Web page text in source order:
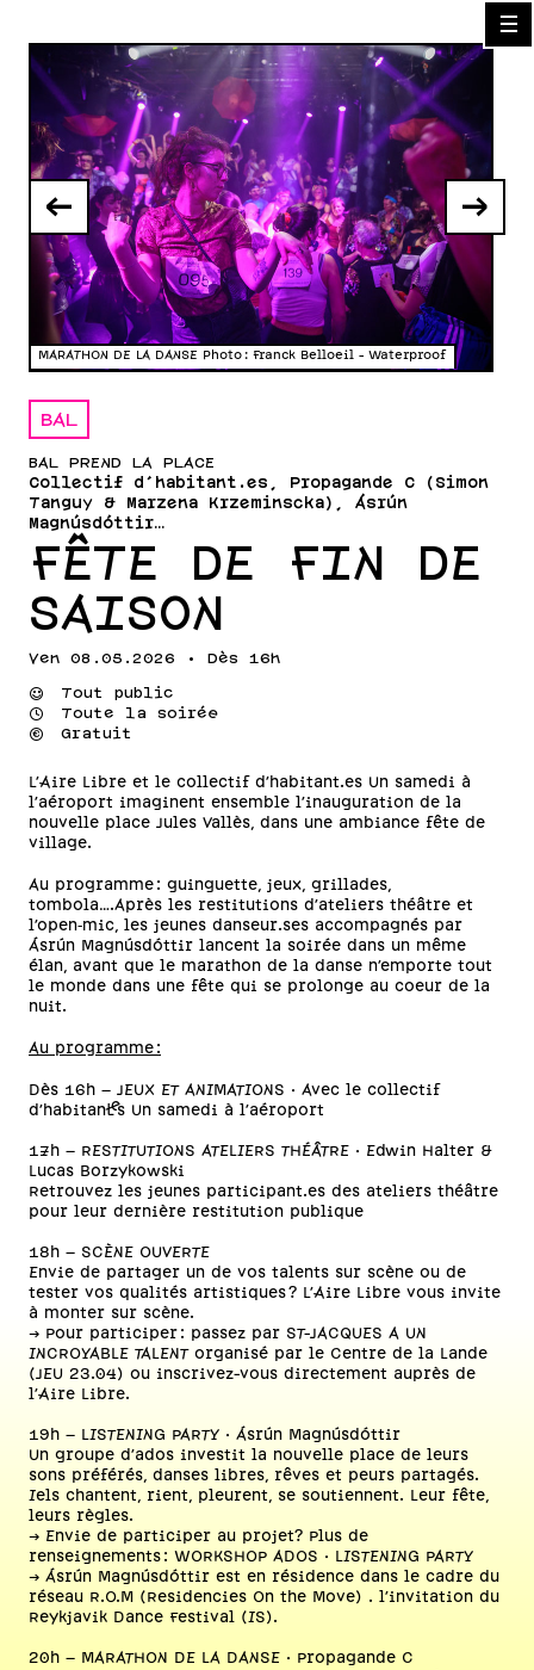
☰
MARATHON DE LA DANSE Photo : Franck Belloeil - Waterproof
← →
BAL
BAL PREND LA PLACE
Collectif d'habitant.es, Propagande C (Simon
Tanguy & Marzena Krzeminscka), Ásrún
Magnúsdóttir...
FÊTE DE FIN DE
SAISON
Ven 08.05.2026 • Dès 16h
⌣
Tout public
⌚
Toute la soirée
💰
Gratuit
L'Aire Libre et le collectif d'habitant.es Un samedi à
l'aéroport imaginent ensemble l'inauguration de la
nouvelle place Jules Vallès, dans une ambiance fête de
village.
Au programme : guinguette, jeux, grillades,
tombola....Après les restitutions d'ateliers théâtre et
l’open‑mic, les jeunes danseur.ses accompagnés par
Ásrún Magnúsdóttir lancent la soirée dans un même
élan, avant que le marathon de la danse n’emporte tout
le monde dans une fête qui se prolonge au coeur de la
nuit.
Au programme :
Dès 16h – JEUX ET ANIMATIONS · Avec le collectif
d’habitant·es Un samedi à l’aéroport
17h – RESTITUTIONS ATELIERS THÉÂTRE · Edwin Halter &
Lucas Borzykowski
Retrouvez les jeunes participant.es des ateliers théâtre
pour leur dernière restitution publique
18h – SCÈNE OUVERTE
Envie de partager un de vos talents sur scène ou de
tester vos qualités artistiques ? L'Aire Libre vous invite
à monter sur scène.
-> Pour participer : passez par ST-JACQUES A UN
INCROYABLE TALENT organisé par le Centre de la Lande
(JEU 23.04) ou inscrivez-vous directement auprès de
l'Aire Libre.
19h – LISTENING PARTY · Ásrún Magnúsdóttir
Un groupe d’ados investit la nouvelle place de leurs
sons préférés, danses libres, rêves et peurs partagés.
Iels chantent, rient, pleurent, se soutiennent. Leur fête,
leurs règles.
→ Envie de participer au projet? Plus de
renseignements : WORKSHOP ADOS · LISTENING PARTY
→ Ásrún Magnúsdóttir est en résidence dans le cadre du
réseau R.O.M (Residencies On the Move) . l’invitation du
Reykjavik Dance Festival (IS).
20h – MARATHON DE LA DANSE · Propagande C